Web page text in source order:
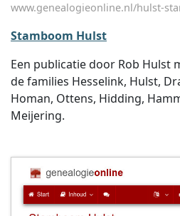
www.genealogieonline.nl/hulst-
Stamboom Hulst
Een publicatie door Rob Hulst
de families Hesselink, Hulst,
Homan, Ottens, Hidding,
Meijering.